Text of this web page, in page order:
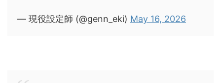
— 現役設定師 (@genn_eki) May 16, 2026